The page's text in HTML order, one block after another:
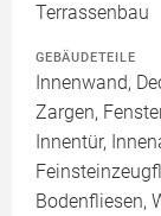
Terrassenbau
GEBÄUDETEILE
Innenwand,
Zargen,
Innentür,
Bodenfliesen,